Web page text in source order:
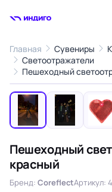
Главная Сувениры
Светоотражатели
Пешеходный
‹
Пешеходный
красный
Бренд: CoreflectАртикул: